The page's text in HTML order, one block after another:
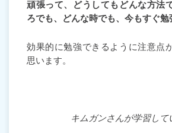
頑張って、どうしてもどんな方法
ろでも、どんな時でも、今もすぐ勉
効果的に勉強できるように注意点
思います。
キムガンさんが学習して